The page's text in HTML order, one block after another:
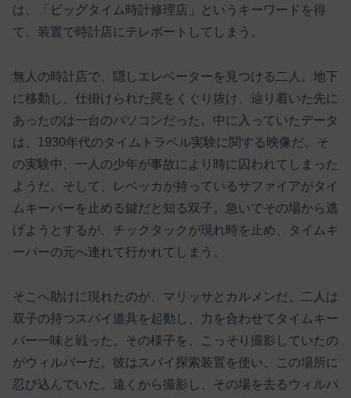
は、「ビッグタイム時計修理店」というキーワードを得
て、装置で時計店にテレポートしてしまう。
無人の時計店で、隠しエレベーターを見つける二人。地下
に移動し、仕掛けられた罠をくぐり抜け、辿り着いた先に
あったのは一台のパソコンだった。中に入っていたデータ
は、1930年代のタイムトラベル実験に関する映像だ。そ
の実験中、一人の少年が事故により時に囚われてしまった
ようだ。そして、レベッカが持っているサファイアがタイ
ムキーパーを止める鍵だと知る双子。急いでその場から逃
げようとするが、チックタックが現れ時を止め、タイムキ
ーパーの元へ連れて行かれてしまう。
そこへ助けに現れたのが、マリッサとカルメンだ。二人は
双子の持つスパイ道具を起動し、力を合わせてタイムキー
パー一味と戦った。その様子を、こっそり撮影していたの
がウィルバーだ。彼はスパイ探索装置を使い、この場所に
忍び込んでいた。遠くから撮影し、その場を去るウィルバ